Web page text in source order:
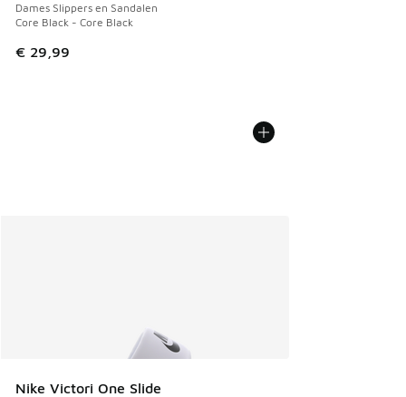
Dames Slippers en Sandalen
Core Black - Core Black
€ 29,99
Nike Victori One Slide